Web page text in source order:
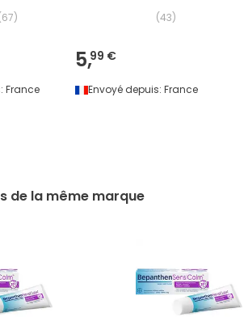
67)
France
(43)
5,99 €
Envoyé depuis: France
de la même marque